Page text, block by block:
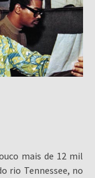
mais de 12 mil
rio Tennessee, no